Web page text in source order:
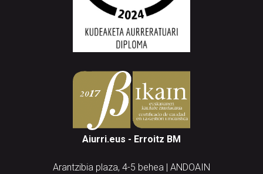
Aiurri.eus - Erroitz BM
Arantzibia plaza, 4-5 behea | ANDOAIN